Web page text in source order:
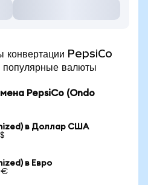
конвертации PepsiCo
валюты
PepsiCo (Ondo
в Доллар США
в Евро
€